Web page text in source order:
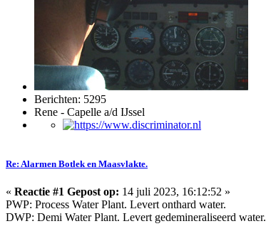
Berichten: 5295
Rene - Capelle a/d IJssel
Re: Alarmen Botlek en Maasvlakte.
« Reactie #1 Gepost op: 14 juli 2023, 16:12:52 »
PWP: Process Water Plant. Levert onthard water.
DWP: Demi Water Plant. Levert gedemineraliseerd water.